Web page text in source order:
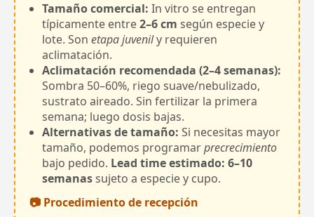
Tamaño comercial: In vitro se entregan
típicamente entre2–6 cm según especie y
lote. Son etapa juvenily requieren
aclimatación.
Aclimatación recomendada (2–4 semanas):
Sombra 50–60%, riego suave/nebulizado,
sustrato aireado. Sin fertilizar la primera
semana; luego dosis bajas.
Alternativas de tamaño: Si necesitas mayor
tamaño, podemos programarprecrecimiento
bajo pedido. Lead time estimado: 6–10
semanassujeto a especie y cupo.
📷 Procedimiento de recepción